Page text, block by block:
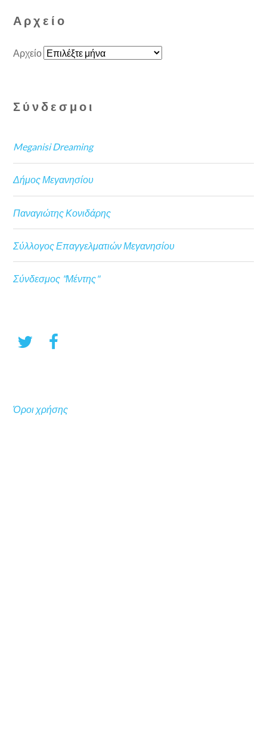
Αρχείο
Αρχείο
Σύνδεσμοι
Meganisi Dreaming
Δήμος Μεγανησίου
Παναγιώτης Κονιδάρης
Σύλλογος Επαγγελματιών Μεγανησίου
Σύνδεσμος "Μέντης"
Όροι χρήσης